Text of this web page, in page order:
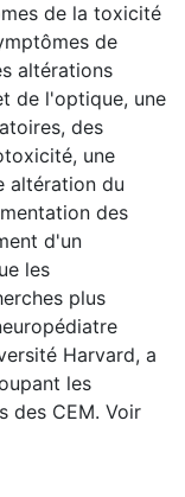
de la toxicité
de
altérations
de l'optique, une
des
une
altération du
des
d'un
les
plus
Harvard, a
les
des CEM. Voir